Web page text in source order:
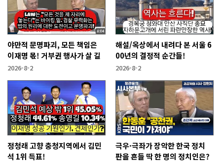
야만적 문명파괴, 모든 책임은
이재명 몫! 거부권 행사가 살 길
2026-8-2
해설/옥상에서 내려다 본 서울 6
00년의 결정적 순간들!
2026-8-2
정청래 고향 충청지역에서 김민
석 1위 득표!
극우·극좌가 장악한 한국 정치
판을 흔들 딱 한 명의 정치인은?